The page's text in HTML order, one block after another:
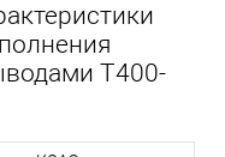
T400-